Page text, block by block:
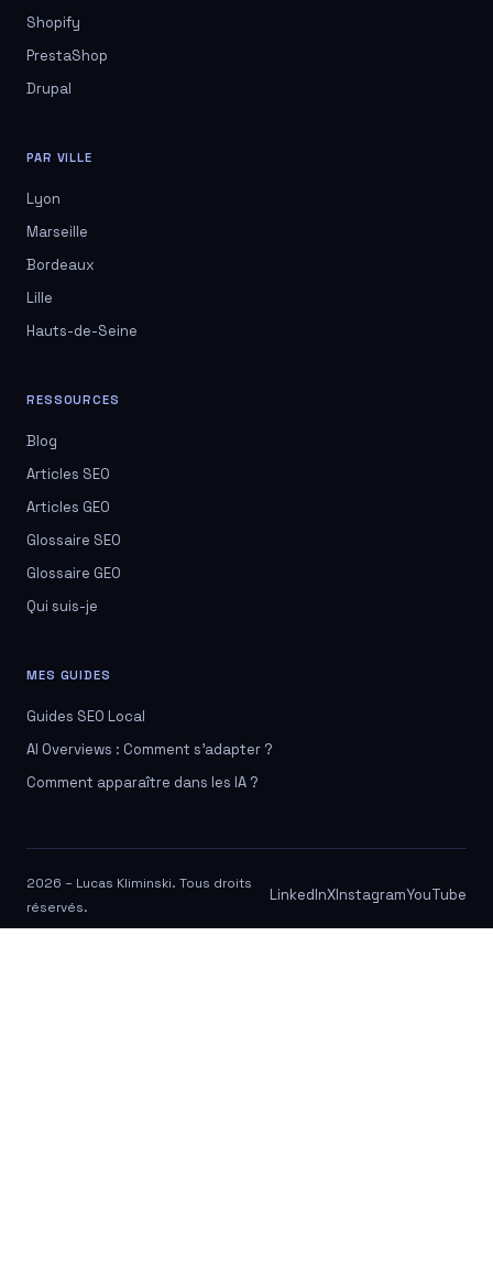
Shopify
PrestaShop
Drupal
PAR VILLE
Lyon
Marseille
Bordeaux
Lille
Hauts-de-Seine
RESSOURCES
Blog
Articles SEO
Articles GEO
Glossaire SEO
Glossaire GEO
Qui suis-je
MES GUIDES
Guides SEO Local
AI Overviews : Comment s'adapter ?
Comment apparaître dans les IA ?
2026 – Lucas Kliminski. Tous droits
réservés.
LinkedInXInstagramYouTube